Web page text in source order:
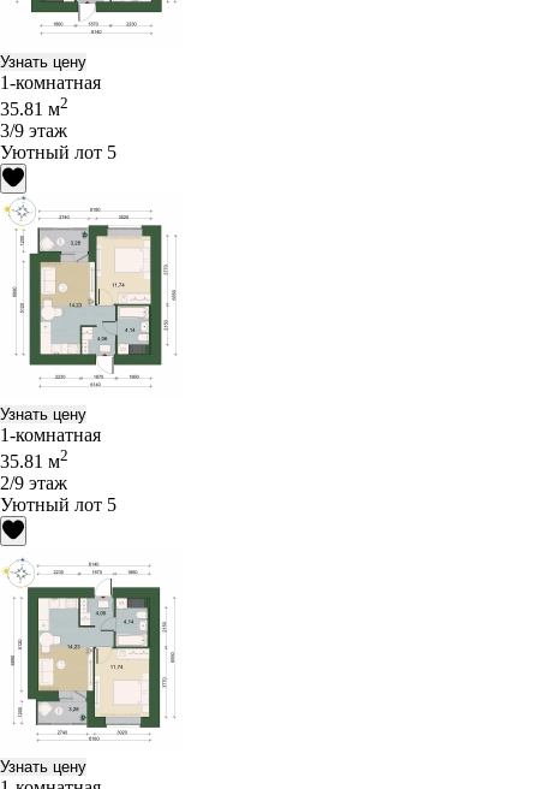
Узнать цену
1-комнатная
35.81 м2
3/9 этаж
Уютный лот 5
Узнать цену
1-комнатная
35.81 м2
2/9 этаж
Уютный лот 5
Узнать цену